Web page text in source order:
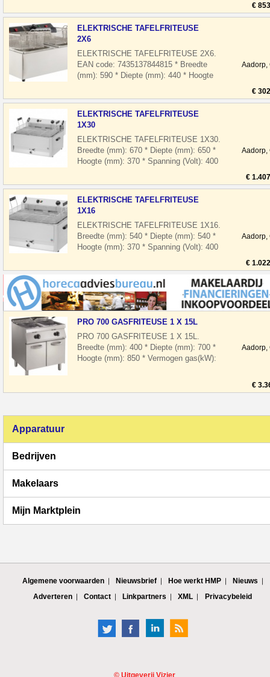
€
ELEKTRISCHE TAFELFRITEUSE
2X6
ELEKTRISCHE TAFELFRITEUSE 2X6.
EAN code: 7435137844815 * Breedte
(mm): 590 * Diepte (mm): 440 * Hoogte
vermo
Aadorp,
€
ELEKTRISCHE TAFELFRITEUSE
1X30
ELEKTRISCHE TAFELFRITEUSE 1X30.
Breedte (mm): 670 * Diepte (mm): 650 *
Hoogte (mm): 370 * Spanning (Volt): 400
Aadorp,
€
ELEKTRISCHE TAFELFRITEUSE
1X16
ELEKTRISCHE TAFELFRITEUSE 1X16.
Breedte (mm): 540 * Diepte (mm): 540 *
Hoogte (mm): 370 * Spanning (Volt): 400
Aadorp,
€
PRO 700 GASFRITEUSE 1 X 15L
PRO 700 GASFRITEUSE 1 X 15L.
Breedte (mm): 400 * Diepte (mm): 700 *
Hoogte (mm): 850 * Vermogen gas(kW):
Aadorp,
€
Apparatuur
Bedrijven
Makelaars
Mijn Marktplein
Algemene voorwaarden Nieuwsbrief Hoe werkt HMP
Nieuws
Adverteren
Contact Linkpartners XML Privacybeleid